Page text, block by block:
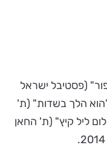
(פסטיבל ישראל
הלך בשדות" (ת'
ליל קיץ" (ת' החאן